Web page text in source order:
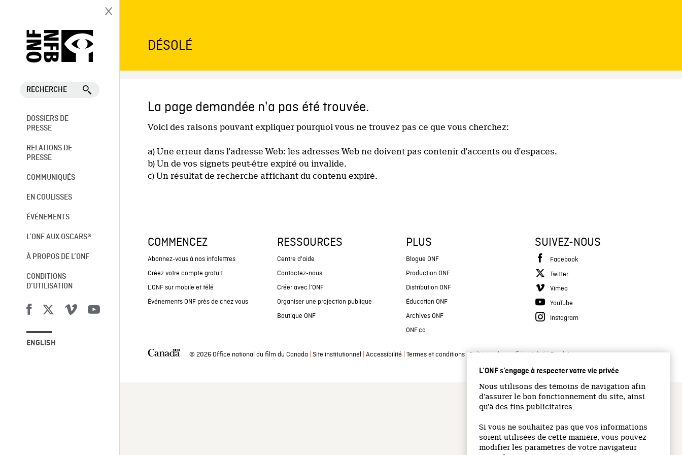
L’ONF s’engage à respecter votre vie privée
Nous utilisons des témoins de navigation afin
d’assurer le bon fonctionnement du site, ainsi
qu’à des fins publicitaires.
Si vous ne souhaitez pas que vos informations
soient utilisées de cette manière, vous pouvez
modifier les paramètres de votre navigateur
RECHERCHE
DOSSIERS DE
PRESSE
RELATIONS DE
PRESSE
COMMUNIQUÉS
EN COULISSES
ÉVÉNEMENTS
L’ONF AUX OSCARS®
À PROPOS DE L’ONF
CONDITIONS
D’UTILISATION
ENGLISH
DÉSOLÉ
La page demandée n'a pas été trouvée.
Voici des raisons pouvant expliquer pourquoi vous ne trouvez pas ce que vous cherchez:
a) Une erreur dans l'adresse Web: les adresses Web ne doivent pas contenir d'accents ou d'espaces.
b) Un de vos signets peut-être expiré ou invalide.
c) Un résultat de recherche affichant du contenu expiré.
COMMENCEZ
Abonnez-vous à nos infolettres
Créez votre compte gratuit
L'ONF sur mobile et télé
Événements ONF près de chez vous
RESSOURCES
Centre d'aide
Contactez-nous
Créer avec l’ONF
Organiser une projection publique
Boutique ONF
PLUS
Blogue ONF
Production ONF
Distribution ONF
Éducation ONF
Archives ONF
ONF.ca
SUIVEZ-NOUS
Facebook
Twitter
Vimeo
YouTube
Instagram
© 2026 Office national du film du Canada Site institutionnel Accessibilité Termes et conditions | Politique de confidentialité|Emplois